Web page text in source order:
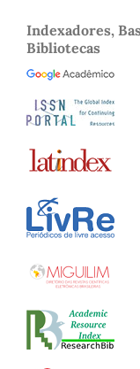
Indexadores,
Bibliotecas